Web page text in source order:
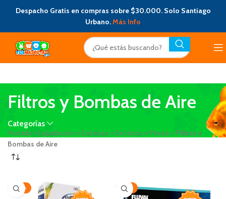
Despacho Gratis en compras sobre $30.000. Solo Santiago
Urbano.Más Info
Filtros y Bombas de Aire
Categorías
Portada »Liquidación »Exóticos »Exóticos »Peces » Filtros y
Bombas de Aire
-20% -25%